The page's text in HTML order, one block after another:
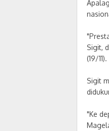
Sigit,
(19/11).
Sigit
"Ke